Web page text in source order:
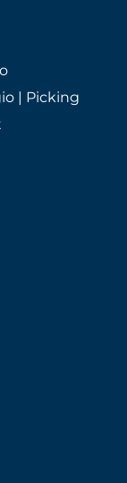
| Picking